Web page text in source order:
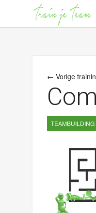
← Vorige
TEAMBUILDING